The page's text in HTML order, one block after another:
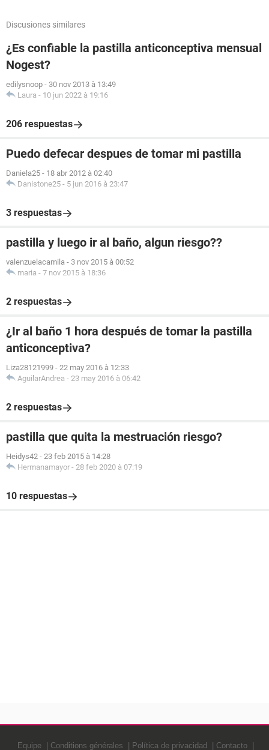
Discusiones similares
¿Es confiable la pastilla anticonceptiva mensual
Nogest?
edilysnoop - 30 nov 2013 à 13:49
Laura - 10 jun 2022 à 19:16
206 respuestas
Puedo defecar despues de tomar mi pastilla
Daniela25 - 18 abr 2012 à 02:40
Danistone25 - 5 jun 2016 à 23:47
3 respuestas
pastilla y luego ir al baño, algun riesgo??
valenzuelacamila - 3 nov 2015 à 00:52
maria - 7 nov 2015 à 18:36
2 respuestas
¿Ir al baño 1 hora después de tomar la pastilla
anticonceptiva?
Liza28121999 - 22 may 2016 à 12:33
AguilarAndrea - 23 may 2016 à 06:42
2 respuestas
pastilla que quita la mestruación riesgo?
Heidys42 - 23 feb 2015 à 14:28
Hermanamayor - 28 feb 2020 à 07:19
10 respuestas
Equipe Conditions générales Política de privacidad Contacto